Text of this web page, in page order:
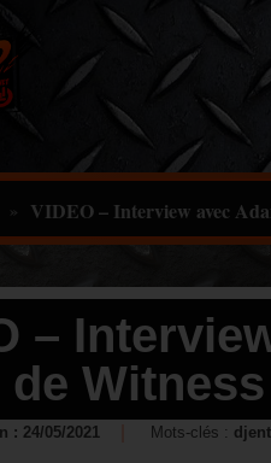
» VIDEO – Interview avec
–
Witness
: 24/05/2021 Mots-clés :